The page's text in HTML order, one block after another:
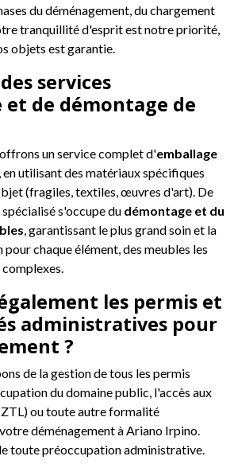
du déménagement, du chargement
tranquillité d'esprit est notre priorité,
objets est garantie.
services
et de démontage de
un service complet d'emballage
, en utilisant des matériaux spécifiques
(fragiles, textiles, œuvres d'art). De
s'occupe du démontage et du
, garantissant le plus grand soin et la
chaque élément, des meubles les
les permis et
administratives pour
?
de la gestion de tous les permis
du domaine public, l'accès aux
ou toute autre formalité
déménagement à Ariano Irpino.
toute préoccupation administrative.